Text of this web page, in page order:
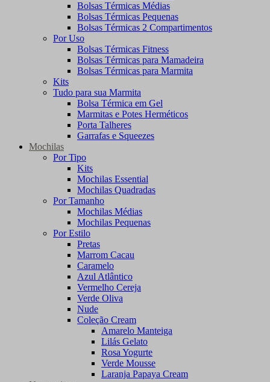
Bolsas Térmicas Médias
Bolsas Térmicas Pequenas
Bolsas Térmicas 2 Compartimentos
Por Uso
Bolsas Térmicas Fitness
Bolsas Térmicas para Mamadeira
Bolsas Térmicas para Marmita
Kits
Tudo para sua Marmita
Bolsa Térmica em Gel
Marmitas e Potes Herméticos
Porta Talheres
Garrafas e Squeezes
Mochilas
Por Tipo
Kits
Mochilas Essential
Mochilas Quadradas
Por Tamanho
Mochilas Médias
Mochilas Pequenas
Por Estilo
Pretas
Marrom Cacau
Caramelo
Azul Atlântico
Vermelho Cereja
Verde Oliva
Nude
Coleção Cream
Amarelo Manteiga
Lilás Gelato
Rosa Yogurte
Verde Mousse
Laranja Papaya Cream